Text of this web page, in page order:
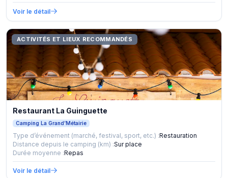
Voir le détail
ACTIVITÉS ET LIEUX RECOMMANDÉS
Restaurant La Guinguette
Camping La Grand’Métairie
Type d’événement (marché, festival, sport, etc.) :Restauration
Distance depuis le camping (km) :Sur place
Durée moyenne :Repas
Voir le détail